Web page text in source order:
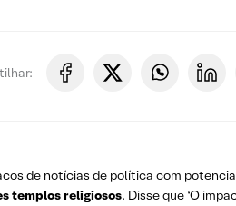
de notícias de política com
templos religiosos. Disse que ‘O